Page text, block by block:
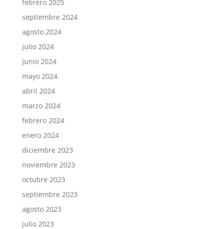
febrero 2025
septiembre 2024
agosto 2024
julio 2024
junio 2024
mayo 2024
abril 2024
marzo 2024
febrero 2024
enero 2024
diciembre 2023
noviembre 2023
octubre 2023
septiembre 2023
agosto 2023
julio 2023